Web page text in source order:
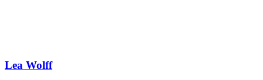
Lea Wolff